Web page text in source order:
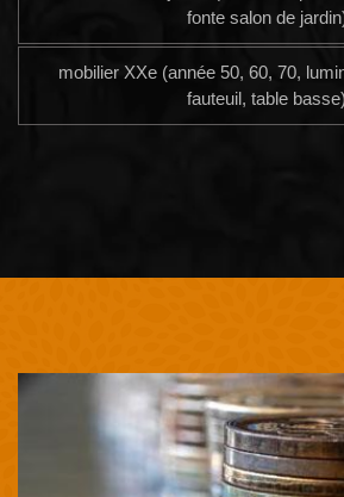
fonte salon de
mobilier XXe (année 50, 60, 70,
fauteuil, table basse)